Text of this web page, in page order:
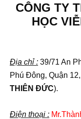
CÔNG TY
HỌC
Địa chỉ : 39/71 An
Phú Đông, Quận
THIÊN ĐỨC).
Điện thoại :